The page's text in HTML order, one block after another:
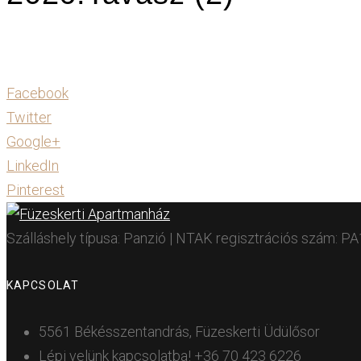
Facebook
Twitter
Google+
LinkedIn
Pinterest
Szálláshely típusa: Panzió | NTAK regisztrációs szám:
KAPCSOLAT
5561 Békésszentandrás, Füzeskerti Üdülősor
Lépj velünk kapcsolatba! +36 70 423 6226